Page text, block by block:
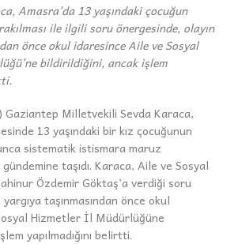
Amasra’da 13 yaşındaki çocuğun
ile ilgili soru önergesinde, olayın
önce okul idaresince Aile ve Sosyal
bildirildiğini, ancak işlem
Gaziantep Milletvekili Sevda Karaca,
13 yaşındaki bir kız çocuğunun
sistematik istismara maruz
gündemine taşıdı. Karaca, Aile ve Sosyal
Özdemir Göktaş’a verdiği soru
taşınmasından önce okul
Hizmetler İl Müdürlüğüne
yapılmadığını belirtti.